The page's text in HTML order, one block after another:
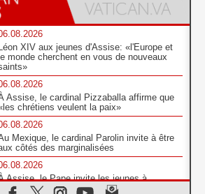
XIV aux jeunes d'Assise: «l'Europe et
monde cherchent en vous de nouveaux
Assise, le cardinal Pizzaballa affirme que
chrétiens veulent la paix»
Mexique, le cardinal Parolin invite à être
côtés des marginalisées
Assise, le Pape invite les jeunes à
«construire la civilisation de l'amour»